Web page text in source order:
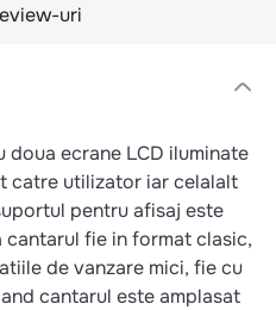
uri
ecrane LCD iluminate
catre utilizator iar celalalt
pentru afisaj este
fie in format clasic,
de vanzare mici, fie cu
cantarul este amplasat